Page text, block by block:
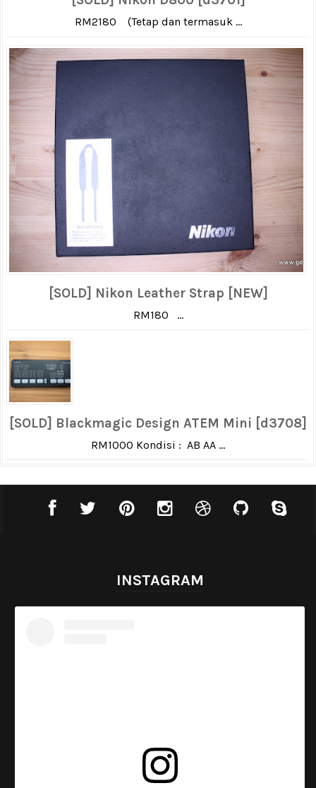
RM2180 (Tetap dan termasuk ...
[SOLD] Nikon Leather Strap [NEW]
RM180 ...
[SOLD] Blackmagic Design ATEM Mini [d3708]
RM1000 Kondisi : AB AA ...
INSTAGRAM